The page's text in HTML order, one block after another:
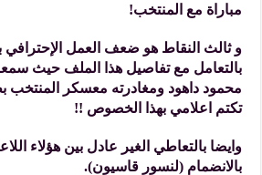
مباراة مع المنتخب!
و ثالث النقاط هو ضعف العمل الإحترافي
بالتعامل مع تفاصيل هذا الملف حيث
محمود داهود ومغادرته معسكر المنتخب
تكتم اعلامي بهذا الخصوص !!
وايضا بالتعاطي الغير عادل بين هؤلاء
بالانضمام (لنسور قاسيون).